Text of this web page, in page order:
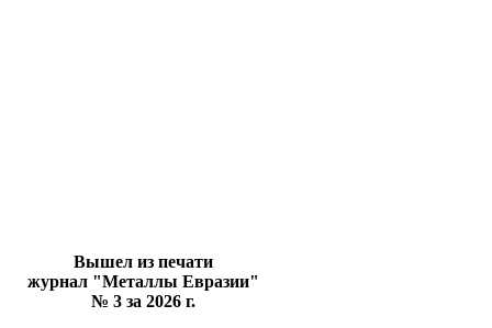
Вышел из печати
журнал "Металлы Евразии"
№ 3 за 2026 г.